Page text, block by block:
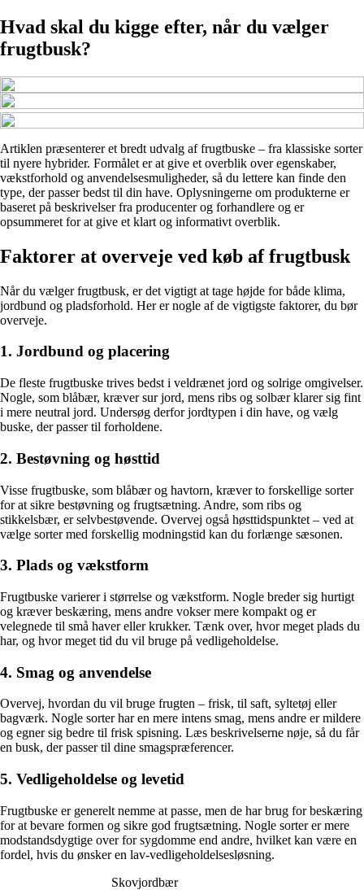
Hvad skal du kigge efter, når du vælger
frugtbusk?
Artiklen præsenterer et bredt udvalg af frugtbuske – fra klassiske sorter
til nyere hybrider. Formålet er at give et overblik over egenskaber,
vækstforhold og anvendelsesmuligheder, så du lettere kan finde den
type, der passer bedst til din have. Oplysningerne om produkterne er
baseret på beskrivelser fra producenter og forhandlere og er
opsummeret for at give et klart og informativt overblik.
Faktorer at overveje ved køb af frugtbusk
Når du vælger frugtbusk, er det vigtigt at tage højde for både klima,
jordbund og pladsforhold. Her er nogle af de vigtigste faktorer, du bør
overveje.
1. Jordbund og placering
De fleste frugtbuske trives bedst i veldrænet jord og solrige omgivelser.
Nogle, som blåbær, kræver sur jord, mens ribs og solbær klarer sig fint
i mere neutral jord. Undersøg derfor jordtypen i din have, og vælg
buske, der passer til forholdene.
2. Bestøvning og høsttid
Visse frugtbuske, som blåbær og havtorn, kræver to forskellige sorter
for at sikre bestøvning og frugtsætning. Andre, som ribs og
stikkelsbær, er selvbestøvende. Overvej også høsttidspunktet – ved at
vælge sorter med forskellig modningstid kan du forlænge sæsonen.
3. Plads og vækstform
Frugtbuske varierer i størrelse og vækstform. Nogle breder sig hurtigt
og kræver beskæring, mens andre vokser mere kompakt og er
velegnede til små haver eller krukker. Tænk over, hvor meget plads du
har, og hvor meget tid du vil bruge på vedligeholdelse.
4. Smag og anvendelse
Overvej, hvordan du vil bruge frugten – frisk, til saft, syltetøj eller
bagværk. Nogle sorter har en mere intens smag, mens andre er mildere
og egner sig bedre til frisk spisning. Læs beskrivelserne nøje, så du får
en busk, der passer til dine smagspræferencer.
5. Vedligeholdelse og levetid
Frugtbuske er generelt nemme at passe, men de har brug for beskæring
for at bevare formen og sikre god frugtsætning. Nogle sorter er mere
modstandsdygtige over for sygdomme end andre, hvilket kan være en
fordel, hvis du ønsker en lav-vedligeholdelsesløsning.
Skovjordbær